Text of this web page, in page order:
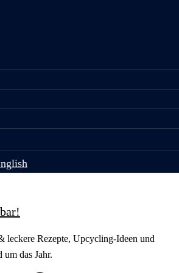
leckere Rezepte, Upcycling-Ideen und
um das Jahr.